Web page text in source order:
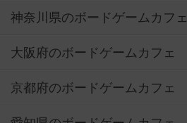
神奈川県のボードゲームカフェ
大阪府のボードゲームカフェ
京都府のボードゲームカフェ